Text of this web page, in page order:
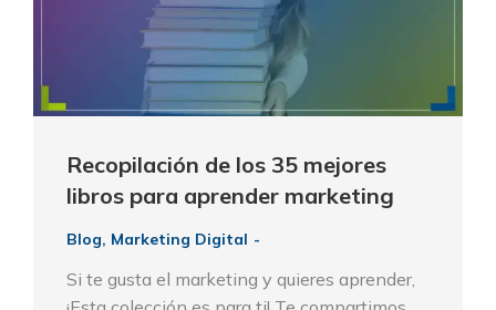
Recopilación de los 35 mejores
libros para aprender marketing
Blog, Marketing Digital
Si te gusta el marketing y quieres aprender,